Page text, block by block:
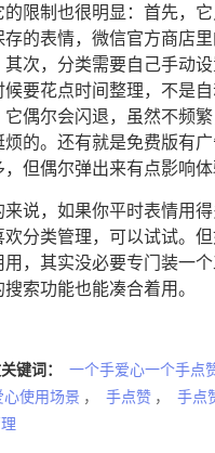
的限制也很明显：首先，
存的表情，微信官方商店
其次，分类需要自己手动
候要花点时间整理，不是
它偶尔会闪退，虽然不频
烦的。还有就是免费版有
但偶尔弹出来有点影响体
来说，如果你平时表情用
欢分类管理，可以试试。
用，其实没必要专门装一
索功能也能凑合着用。
键词： 一个手爱心一个手点
心使用场景 ， 手点赞 ， 手点